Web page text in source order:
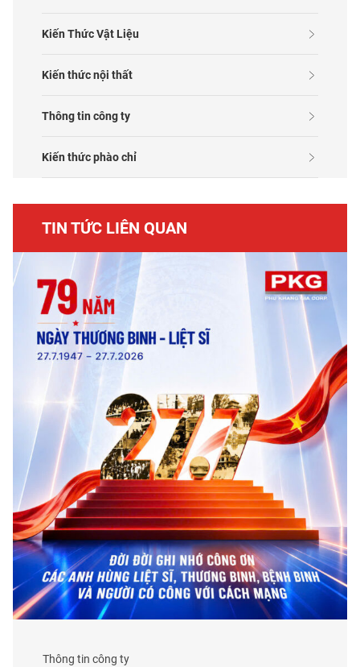
Kiến Thức Vật Liệu
Kiến thức nội thất
Thông tin công ty
Kiến thức phào chỉ
TIN TỨC LIÊN QUAN
Thông tin công ty